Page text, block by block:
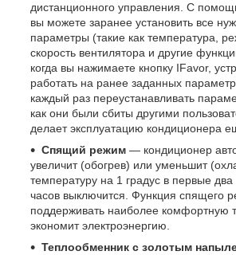
дистанционного управления. С
вы можете заранее установить все
параметры (такие как температура,
скорость вентилятора и другие
когда вы нажимаете кнопку IFavor,
работать на ранее заданных
каждый раз переустанавливать
как они были сбиты другими
делает эксплуатацию кондиционера
Спящий режим — кондиционер
увеличит (обогрев) или уменьшит
температуру на 1 градус в первые
часов выключится. Функция спящего
поддерживать наиболее комфортную
экономит электроэнергию.
Теплообменник с золотым